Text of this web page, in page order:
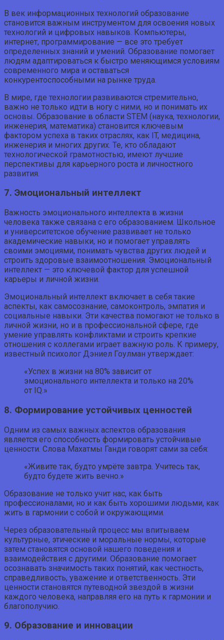
В век информационных технологий образование
становится важным инструментом для освоения новых
технологий и цифровых навыков. Компьютеры,
интернет, программирование — все это требует
определенных знаний и умений. Образование помогает
людям адаптироваться к быстро меняющимся условиям
современного мира и оставаться
конкурентоспособными на рынке труда.
В мире, где технологии развиваются стремительно,
важно не только идти в ногу с ними, но и понимать их
основы. Образование в области STEM (наука, технологии,
инженерия, математика) становится ключевым
фактором успеха в таких отраслях, как IT, медицина,
инженерия и многих других. Те, кто обладают
технологической грамотностью, имеют лучшие
перспективы для карьерного роста и личностного
развития.
7. Эмоциональный интеллект
Важность эмоционального интеллекта в жизни
человека также связана с его образованием. Школьное
и университетское обучение развивает не только
академические навыки, но и помогает управлять
своими эмоциями, понимать чувства других людей и
строить здоровые взаимоотношения. Эмоциональный
интеллект — это ключевой фактор для успешной
карьеры и личной жизни.
Эмоциональный интеллект включает в себя такие
аспекты, как самосознание, самоконтроль, эмпатия и
социальные навыки. Эти качества помогают не только в
личной жизни, но и в профессиональной сфере, где
умение управлять конфликтами и строить крепкие
отношения с коллегами играет важную роль. К примеру,
известный психолог Дэниел Гоулман утверждает:
«Успех в жизни на 80% зависит от
эмоционального интеллекта и только на 20%
от IQ.»
8. Формирование устойчивых ценностей
Одним из самых важных аспектов образования
является его способность формировать устойчивые
ценности. Слова Махатмы Ганди говорят сами за себя:
«Живите так, будто умрёте завтра. Учитесь так,
будто будете жить вечно.»
Образование не только учит нас, как быть
профессионалами, но и как быть хорошими людьми, как
жить в гармонии с собой и окружающими.
Через образовательный процесс мы впитываем
культурные, этические и моральные нормы, которые
затем становятся основой нашего поведения и
взаимодействия с другими. Образование помогает
осознавать значимость таких понятий, как честность,
справедливость, уважение и ответственность. Эти
ценности становятся путеводной звездой в жизни
каждого человека, направляя его на путь к гармонии и
благополучию.
9. Образование и инновации